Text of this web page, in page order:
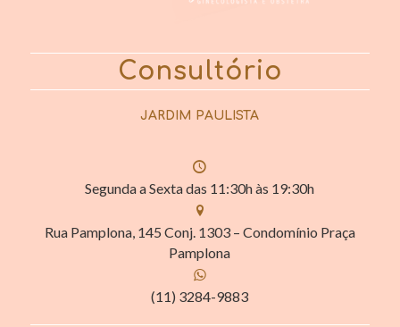
Consultório
JARDIM PAULISTA
Segunda a Sexta das 11:30h às 19:30h
Rua Pamplona, 145 Conj. 1303 – Condomínio Praça
Pamplona
(11) 3284-9883